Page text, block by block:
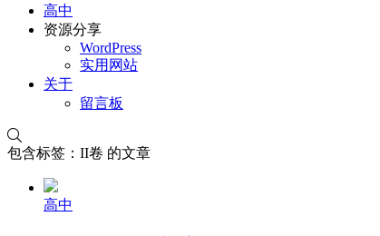
高中
资源分享
WordPress
实用网站
关于
留言板
包含标签：II卷 的文章
高中